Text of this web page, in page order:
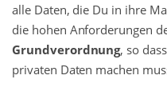
alle Daten, die Du in ihre
die hohen Anforderungen
Grundverordnung, so
privaten Daten machen